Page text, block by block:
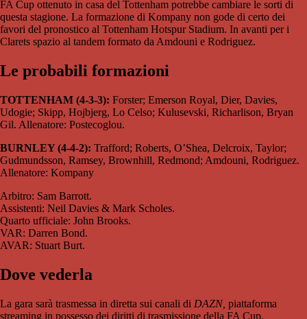
FA Cup ottenuto in casa del Tottenham potrebbe cambiare le sorti di
questa stagione. La formazione di Kompany non gode di certo dei
favori del pronostico al Tottenham Hotspur Stadium. In avanti per i
Clarets spazio al tandem formato da Amdouni e Rodriguez.
Le probabili formazioni
TOTTENHAM (4-3-3): Forster; Emerson Royal, Dier, Davies,
Udogie; Skipp, Hojbjerg, Lo Celso; Kulusevski, Richarlison, Bryan
Gil. Allenatore: Postecoglou.
BURNLEY (4-4-2): Trafford; Roberts, O’Shea, Delcroix, Taylor;
Gudmundsson, Ramsey, Brownhill, Redmond; Amdouni, Rodriguez.
Allenatore: Kompany
Arbitro: Sam Barrott.
Assistenti: Neil Davies & Mark Scholes.
Quarto ufficiale: John Brooks.
VAR: Darren Bond.
AVAR: Stuart Burt.
Dove vederla
La gara sarà trasmessa in diretta sui canali di DAZN, piattaforma
streaming in possesso dei diritti di trasmissione della FA Cup.